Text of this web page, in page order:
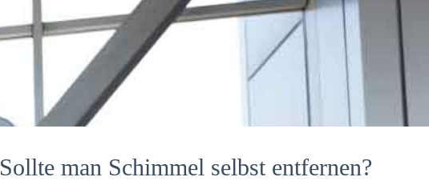
Sollte man Schimmel selbst entfernen?